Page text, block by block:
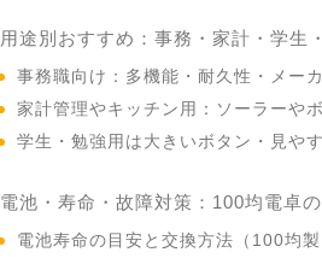
用途別おすすめ：事務・家計・学生
事務職向け：多機能・耐久性・メー
家計管理やキッチン用：ソーラーや
学生・勉強用は大きいボタン・見や
電池・寿命・故障対策：100均電卓
電池寿命の目安と交換方法（100均製